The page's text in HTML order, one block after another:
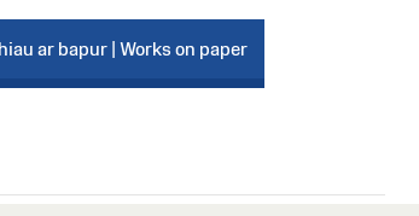
ar bapur | Works on paper